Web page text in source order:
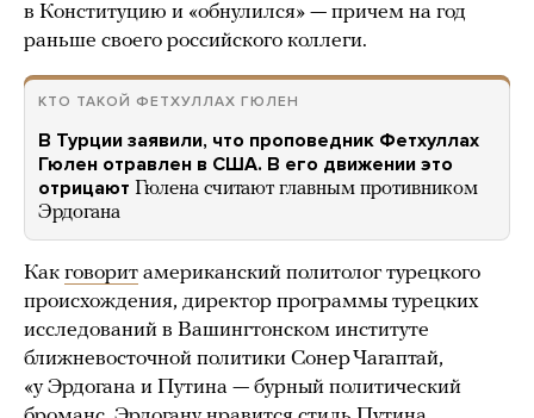
в Конституцию и «обнулился» — причем на год
раньше своего российского коллеги.
КТО ТАКОЙ ФЕТХУЛЛАХ ГЮЛЕН
В Турции заявили, что проповедник Фетхуллах
Гюлен отравлен в США. В его движении это
отрицают Гюлена считают главным противником
Эрдогана
Как говорит американский политолог турецкого
происхождения, директор программы турецких
исследований в Вашингтонском институте
ближневосточной политики Сонер Чагаптай,
«у Эрдогана и Путина — бурный политический